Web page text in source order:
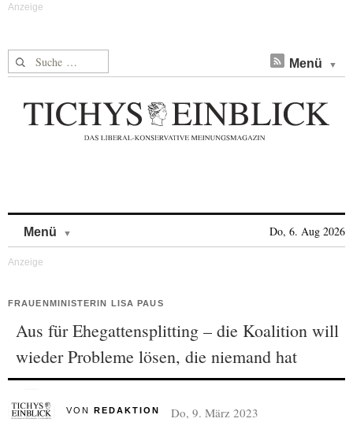
Suche nach: Menü
Menü Do, 6. Aug 2026
FRAUENMINISTERIN LISA PAUS
Aus für Ehegattensplitting – die Koalition will
wieder Probleme lösen, die niemand hat
VON REDAKTION Do, 9. März 2023